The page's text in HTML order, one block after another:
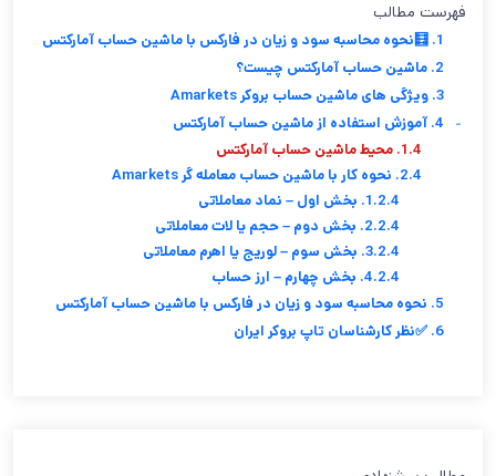
فهرست مطالب
1. 🧮نحوه محاسبه سود و زیان در فارکس با ماشین حساب آمارکتس
2. ماشین حساب آمارکتس چیست؟
3. ویژگی های ماشین حساب بروکر Amarkets
4. آموزش استفاده از ماشین حساب آمارکتس
-
1.4. محیط ماشین حساب آمارکتس
2.4. نحوه کار با ماشین حساب معامله گر Amarkets
1.2.4. بخش اول – نماد معاملاتی
2.2.4. بخش دوم – حجم یا لات معاملاتی
3.2.4. بخش سوم – لوریج یا اهرم معاملاتی
4.2.4. بخش چهارم – ارز حساب
5. نحوه محاسبه سود و زیان در فارکس با ماشین حساب آمارکتس
6. ✅نظر کارشناسان تاپ بروکر ایران